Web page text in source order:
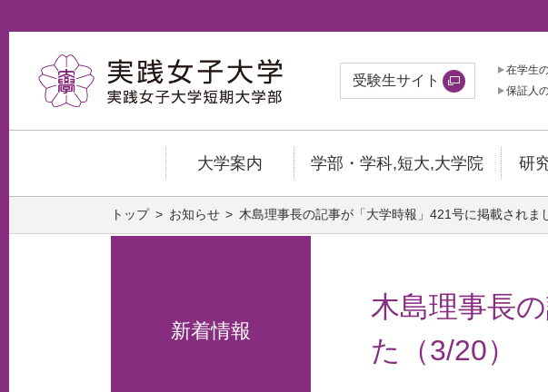
受験生サイト
在学生
保証人
大学案内 学部・学科,短大,大学院 研
トップ お知らせ 木島理事長の記事が「大学時報」421号に掲載されま
新着情報
木島理事長
た（3/20）